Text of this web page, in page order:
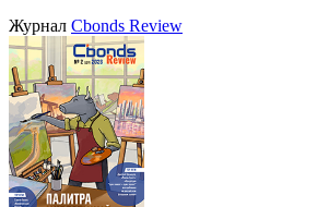
Журнал Cbonds Review